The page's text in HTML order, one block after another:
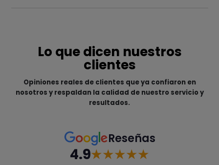
Lo que dicen nuestros
clientes
Opiniones reales de clientes que ya confiaron en
nosotros y respaldan la calidad de nuestro servicio y
resultados.
Reseñas
4.9★★★★★